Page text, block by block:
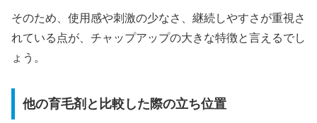
そのため、使用感や刺激の少なさ、継続しやすさが重視さ
れている点が、チャップアップの大きな特徴と言えるでし
ょう。
他の育毛剤と比較した際の立ち位置